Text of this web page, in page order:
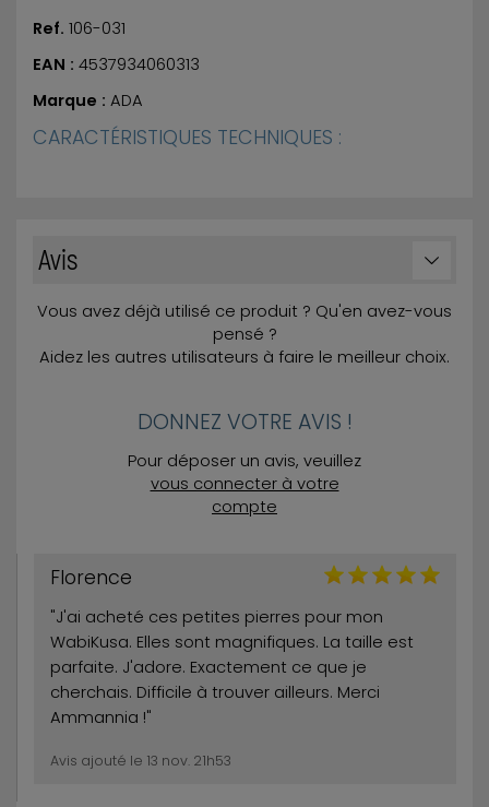
Ref. 106-031
EAN : 4537934060313
Marque : ADA
CARACTÉRISTIQUES TECHNIQUES :
Avis
Vous avez déjà utilisé ce produit ? Qu'en avez-vous
pensé ?
Aidez les autres utilisateurs à faire le meilleur choix.
DONNEZ VOTRE AVIS !
Pour déposer un avis, veuillez
vous connecter à votre
compte
Florence
"J'ai acheté ces petites pierres pour mon
WabiKusa. Elles sont magnifiques. La taille est
parfaite. J'adore. Exactement ce que je
cherchais. Difficile à trouver ailleurs. Merci
Ammannia !"
Avis ajouté le 13 nov. 21h53